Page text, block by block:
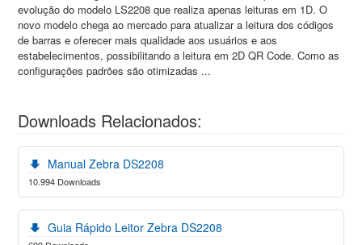
evolução do modelo LS2208 que realiza apenas leituras em 1D. O
novo modelo chega ao mercado para atualizar a leitura dos códigos
de barras e oferecer mais qualidade aos usuários e aos
estabelecimentos, possibilitando a leitura em 2D QR Code. Como as
configurações padrões são otimizadas ...
Downloads Relacionados:
Manual Zebra DS2208
10.994 Downloads
Guia Rápido Leitor Zebra DS2208